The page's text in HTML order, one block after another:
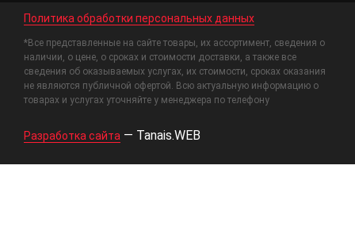
Политика обработки персональных данных
*Все представленные на сайте товары, их ассортимент, сведения о
наличии, о цене, о сроках и стоимости доставки, а также все
сведения об оказываемых услугах, их стоимости, сроках оказания
не являются публичной офертой. Всю актуальную информацию о
товарах и услугах уточняйте у менеджера по телефону
Разработка сайта — Tanais.WEB